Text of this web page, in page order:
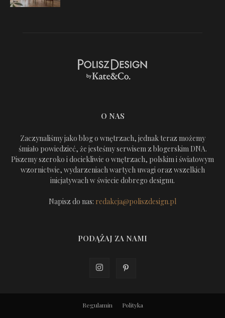
O NAS
Zaczynaliśmy jako blog o wnętrzach, jednak teraz możemy
śmiało powiedzieć, że jesteśmy serwisem z blogerskim DNA.
Piszemy szeroko i dociekliwie o wnętrzach, polskim i światowym
wzornictwie, wydarzeniach wartych uwagi oraz wszelkich
inicjatywach w świecie dobrego designu.
Napisz do nas: redakcja@poliszdesign.pl
PODĄŻAJ ZA NAMI
Regulamin Polityka